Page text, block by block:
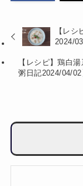
【レ
2024/
【レシピ】鶏白
粥日記2024/04/02